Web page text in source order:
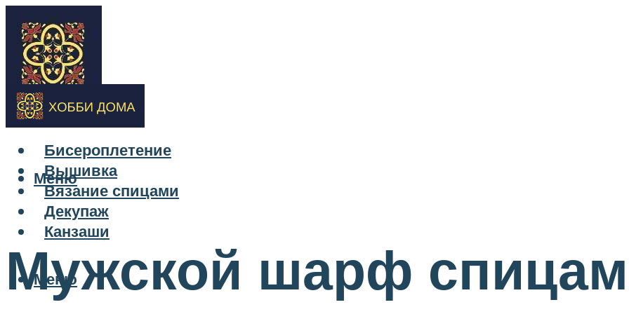
Бисероплетение
Вышивка
Вязание спицами
Декупаж
Канзаши
Меню
Меню
Мужской шарф